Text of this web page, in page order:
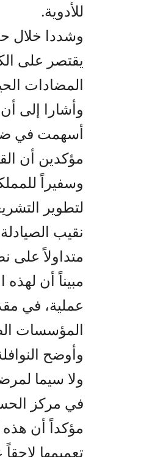
للأدوية.
وشددا خلال
يقتصر على
المضادات
وأشارا إلى
أسهمت في
مؤكدين أن
وسفيراً
لتطوير
نقيب
متداولاً على
مبيناً أن
عملية، في
المؤسسات
وأوضح
ولا سيما
في مركز
مؤكداً أن
تعميمها